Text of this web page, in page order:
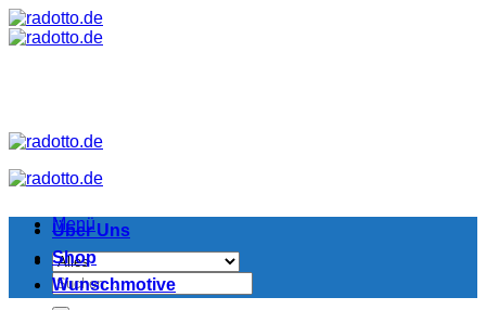
Zum
Inhalt
Menü
Suchen
nach:
Über Uns
Shop
Wunschmotive